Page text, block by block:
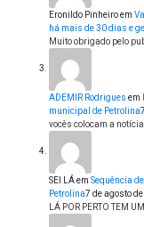
Eronildo Pinheiroem
há mais de 30 dias e
Muito obrigado pelo
ADEMIR Rodrigues em
municipal de Petrolina
vocês colocam a
SEI LÁem Sequência
Petrolina7 de agosto
LÁ POR PERTO TEM